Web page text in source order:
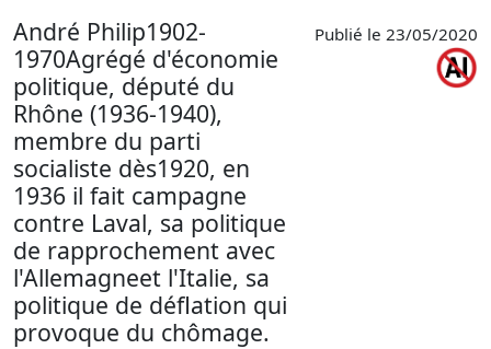
André Philip1902-
1970Agrégé d'économie
politique, député du
Rhône (1936-1940),
membre du parti
socialiste dès1920, en
1936 il fait campagne
contre Laval, sa politique
de rapprochement avec
l'Allemagneet l'Italie, sa
politique de déflation qui
provoque du chômage.
Publié le 23/05/2020